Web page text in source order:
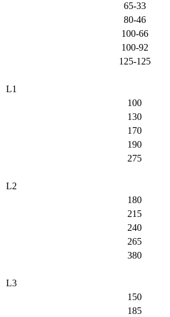
65-33
80-46
100-66
100-92
125-125
L1
100
130
170
190
275
L2
180
215
240
265
380
L3
150
185